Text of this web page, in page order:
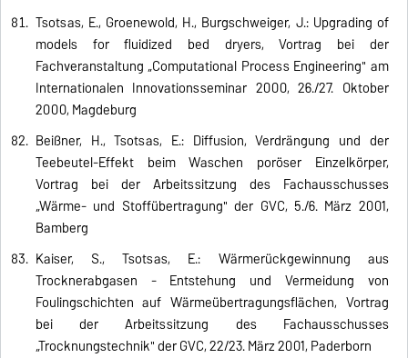
Tsotsas, E., Groenewold, H., Burgschweiger, J.: Upgrading of
models for fluidized bed dryers, Vortrag bei der
Fachveranstaltung „Computational Process Engineering" am
Internationalen Innovationsseminar 2000, 26./27. Oktober
2000, Magdeburg
Beißner, H., Tsotsas, E.: Diffusion, Verdrängung und der
Teebeutel-Effekt beim Waschen poröser Einzelkörper,
Vortrag bei der Arbeitssitzung des Fachausschusses
„Wärme- und Stoffübertragung" der GVC, 5./6. März 2001,
Bamberg
Kaiser, S., Tsotsas, E.: Wärmerückgewinnung aus
Trocknerabgasen - Entstehung und Vermeidung von
Foulingschichten auf Wärmeübertragungsflächen, Vortrag
bei der Arbeitssitzung des Fachausschusses
„Trocknungstechnik" der GVC, 22/23. März 2001, Paderborn